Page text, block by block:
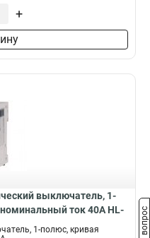
+
выключатель, 1-
ток 40А HL-
1-полюс, кривая